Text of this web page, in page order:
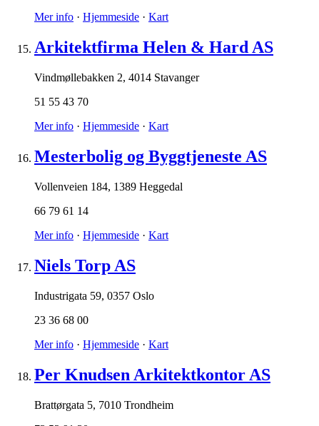
Mer info · Hjemmeside · Kart
Arkitektfirma Helen & Hard AS
Vindmøllebakken 2, 4014 Stavanger
51 55 43 70
Mer info · Hjemmeside · Kart
Mesterbolig og Byggtjeneste AS
Vollenveien 184, 1389 Heggedal
66 79 61 14
Mer info · Hjemmeside · Kart
Niels Torp AS
Industrigata 59, 0357 Oslo
23 36 68 00
Mer info · Hjemmeside · Kart
Per Knudsen Arkitektkontor AS
Brattørgata 5, 7010 Trondheim